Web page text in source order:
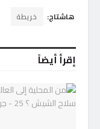
هاشتاج: خريطة
إقرأ أيضاً